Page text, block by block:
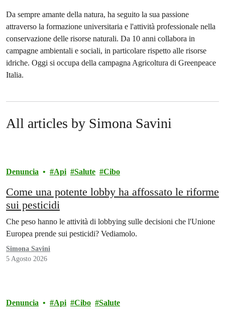
Da sempre amante della natura, ha seguito la sua passione
attraverso la formazione universitaria e l'attività professionale nella
conservazione delle risorse naturali. Da 10 anni collabora in
campagne ambientali e sociali, in particolare rispetto alle risorse
idriche. Oggi si occupa della campagna Agricoltura di Greenpeace
Italia.
All articles by Simona Savini
Denuncia Api Salute Cibo
Come una potente lobby ha affossato le riforme
sui pesticidi
Che peso hanno le attività di lobbying sulle decisioni che l'Unione
Europea prende sui pesticidi? Vediamolo.
Simona Savini
5 Agosto 2026
Denuncia Api Cibo Salute